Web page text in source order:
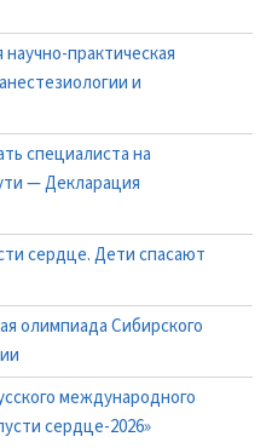
практическая
и
специалиста на
— Декларация
сердце. Дети спасают
олимпиада Сибирского
международного
сердце-2026»